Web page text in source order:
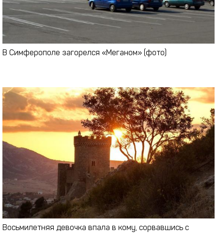
В Симферополе загорелся «Меганом» (фото)
Восьмилетняя девочка впала в кому, сорвавшись с